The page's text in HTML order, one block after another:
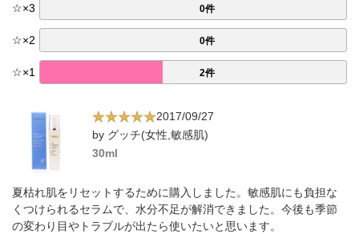
☆×3 0件
☆×2 0件
☆×1 2件
2017/09/27
by グッチ(女性,敏感肌)
30ml
夏枯れ肌をリセットするために購入しました。敏感肌にも負担な
くつけられるセラムで、水分不足が解消できました。今後も季節
の変わり目やトラブルが出たら使いたいと思います。